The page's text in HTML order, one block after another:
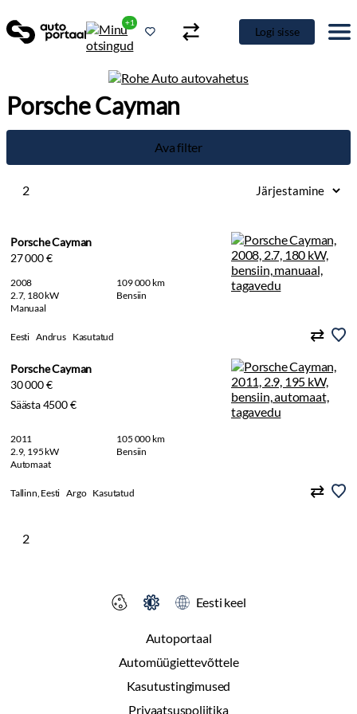
+1
Logi sisse
Porsche Cayman
Ava filter
2
Porsche Cayman
27 000 €
2008
109 000 km
2.7, 180 kW
Bensiin
Manuaal
Eesti Andrus Kasutatud
Porsche Cayman
30 000 €
Säästa 4500 €
2011
105 000 km
2.9, 195 kW
Bensiin
Automaat
Tallinn, Eesti Argo Kasutatud
2
Autoportaal
Automüügiettevõttele
Kasutustingimused
Privaatsuspoliitika
Eesti keel